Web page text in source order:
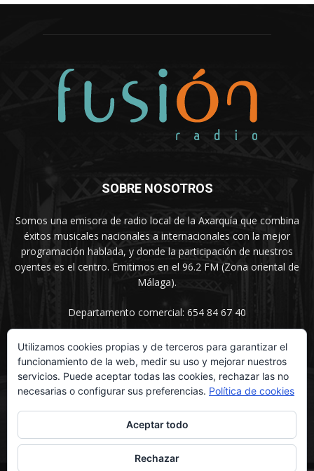
SOBRE NOSOTROS
Somos una emisora de radio local de la Axarquía que combina
éxitos musicales nacionales a internacionales con la mejor
programación hablada, y donde la participación de nuestros
oyentes es el centro. Emitimos en el 96.2 FM (Zona oriental de
Málaga).
Departamento comercial: 654 84 67 40
SÍGUENOS
Utilizamos cookies propias y de terceros para garantizar el
funcionamiento de la web, medir su uso y mejorar nuestros
servicios. Puede aceptar todas las cookies, rechazar las no
necesarias o configurar sus preferencias. Política de cookies
Aceptar todo
Rechazar